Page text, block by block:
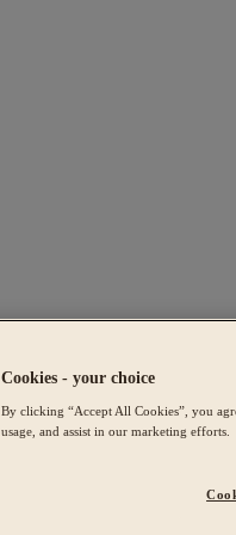
Cookies - your choice
By clicking “Accept All Cookies”, you
usage, and assist in our marketing efforts.